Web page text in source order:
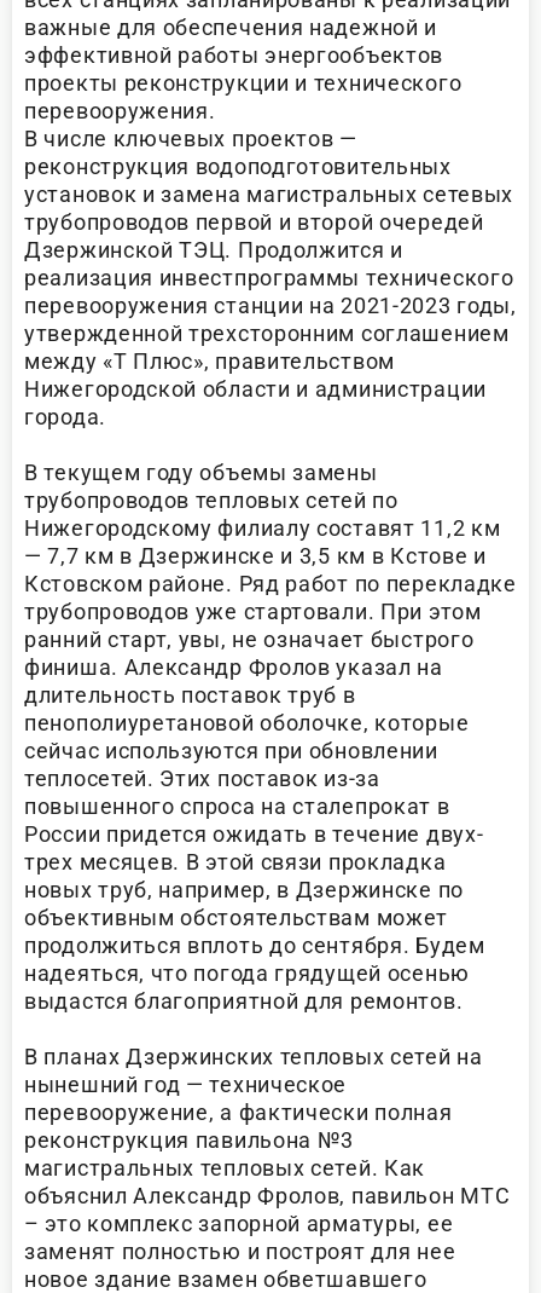
важные для обеспечения надежной и
эффективной работы энергообъектов
проекты реконструкции и технического
перевооружения.
В числе ключевых проектов —
реконструкция водоподготовительных
установок и замена магистральных сетевых
трубопроводов первой и второй очередей
Дзержинской ТЭЦ. Продолжится и
реализация инвестпрограммы технического
перевооружения станции на 2021-2023 годы,
утвержденной трехсторонним соглашением
между «Т Плюс», правительством
Нижегородской области и администрации
города.
В текущем году объемы замены
трубопроводов тепловых сетей по
Нижегородскому филиалу составят 11,2 км
— 7,7 км в Дзержинске и 3,5 км в Кстове и
Кстовском районе. Ряд работ по перекладке
трубопроводов уже стартовали. При этом
ранний старт, увы, не означает быстрого
финиша. Александр Фролов указал на
длительность поставок труб в
пенополиуретановой оболочке, которые
сейчас используются при обновлении
теплосетей. Этих поставок из-за
повышенного спроса на сталепрокат в
России придется ожидать в течение двух-
трех месяцев. В этой связи прокладка
новых труб, например, в Дзержинске по
объективным обстоятельствам может
продолжиться вплоть до сентября. Будем
надеяться, что погода грядущей осенью
выдастся благоприятной для ремонтов.
В планах Дзержинских тепловых сетей на
нынешний год — техническое
перевооружение, а фактически полная
реконструкция павильона №3
магистральных тепловых сетей. Как
объяснил Александр Фролов, павильон МТС
– это комплекс запорной арматуры, ее
заменят полностью и построят для нее
новое здание взамен обветшавшего